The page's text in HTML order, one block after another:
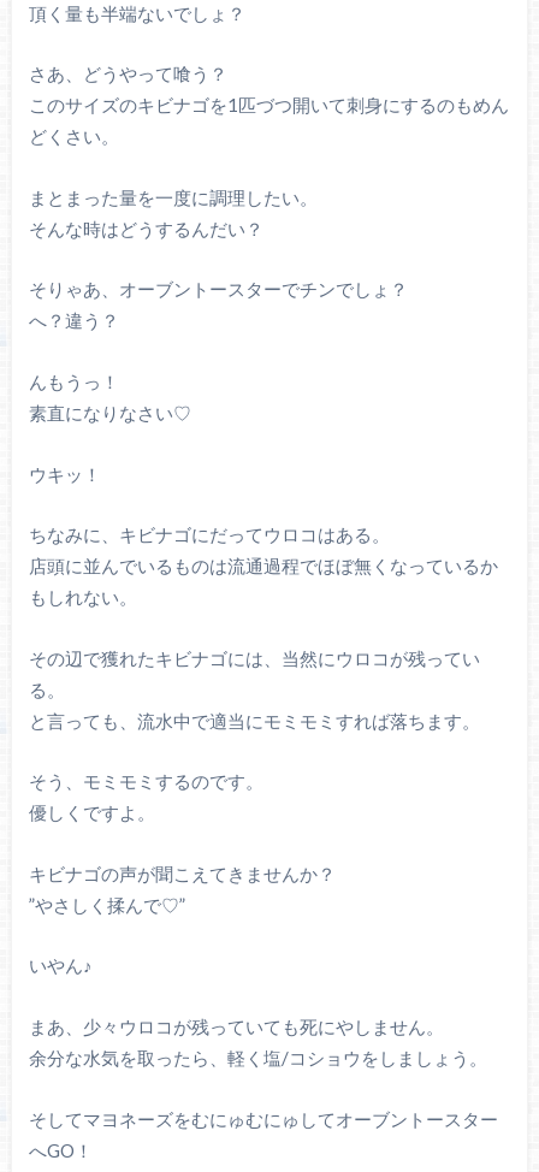
頂く量も半端ないでしょ？
さあ、どうやって喰う？
このサイズのキビナゴを1匹づつ開いて刺身にするのもめん
どくさい。
まとまった量を一度に調理したい。
そんな時はどうするんだい？
そりゃあ、オーブントースターでチンでしょ？
へ？違う？
んもうっ！
素直になりなさい♡
ウキッ！
ちなみに、キビナゴにだってウロコはある。
店頭に並んでいるものは流通過程でほぼ無くなっているか
もしれない。
その辺で獲れたキビナゴには、当然にウロコが残ってい
る。
と言っても、流水中で適当にモミモミすれば落ちます。
そう、モミモミするのです。
優しくですよ。
キビナゴの声が聞こえてきませんか？
”やさしく揉んで♡”
いやん♪
まあ、少々ウロコが残っていても死にやしません。
余分な水気を取ったら、軽く塩/コショウをしましょう。
そしてマヨネーズをむにゅむにゅしてオーブントースター
へGO！